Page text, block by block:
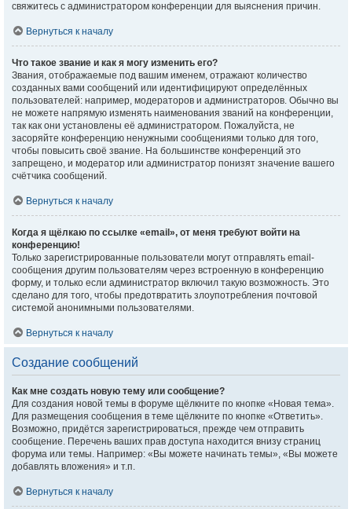
свяжитесь с администратором конференции для выяснения причин.
Вернуться к началу
Что такое звание и как я могу изменить его?
Звания, отображаемые под вашим именем, отражают количество
созданных вами сообщений или идентифицируют определённых
пользователей: например, модераторов и администраторов. Обычно вы
не можете напрямую изменять наименования званий на конференции,
так как они установлены её администратором. Пожалуйста, не
засоряйте конференцию ненужными сообщениями только для того,
чтобы повысить своё звание. На большинстве конференций это
запрещено, и модератор или администратор понизят значение вашего
счётчика сообщений.
Вернуться к началу
Когда я щёлкаю по ссылке «email», от меня требуют войти на
конференцию!
Только зарегистрированные пользователи могут отправлять email-
сообщения другим пользователям через встроенную в конференцию
форму, и только если администратор включил такую возможность. Это
сделано для того, чтобы предотвратить злоупотребления почтовой
системой анонимными пользователями.
Вернуться к началу
Создание сообщений
Как мне создать новую тему или сообщение?
Для создания новой темы в форуме щёлкните по кнопке «Новая тема».
Для размещения сообщения в теме щёлкните по кнопке «Ответить».
Возможно, придётся зарегистрироваться, прежде чем отправить
сообщение. Перечень ваших прав доступа находится внизу страниц
форума или темы. Например: «Вы можете начинать темы», «Вы можете
добавлять вложения» и т.п.
Вернуться к началу